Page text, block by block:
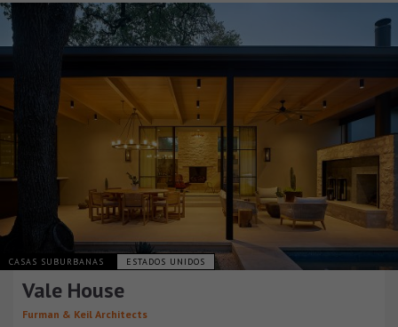
CASAS SUBURBANAS ESTADOS UNIDOS
Vale House
Furman & Keil Architects